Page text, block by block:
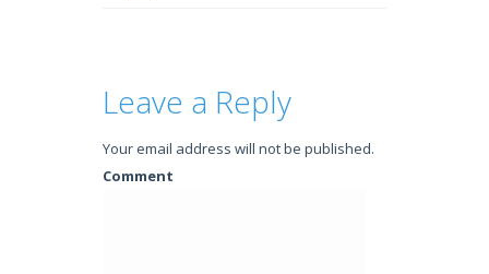
Leave a Reply
Your email address will not be published.
Comment